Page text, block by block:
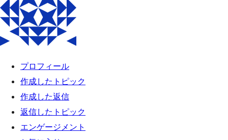
ツ
へ
ス
プロフィール
作成したトピック
作成した返信
返信したトピック
エンゲージメント